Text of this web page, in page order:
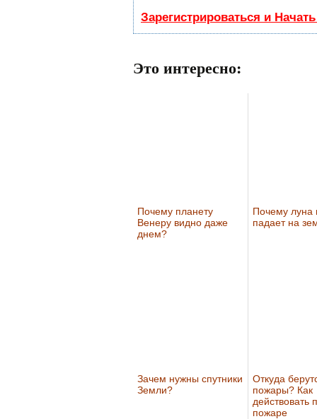
Зарегистрироваться и
Это интересно:
Почему планету
Венеру видно даже
днем?
Почему луна
падает на
Зачем нужны спутники
Земли?
Откуда
пожары? Как
действовать
пожаре